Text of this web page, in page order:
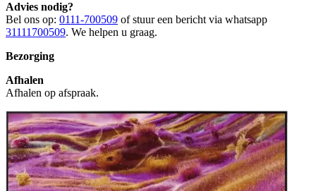
Advies nodig?
Bel ons op: 0111-700509 of stuur een bericht via whatsapp
31111700509. We helpen u graag.
Bezorging
Afhalen
Afhalen op afspraak.